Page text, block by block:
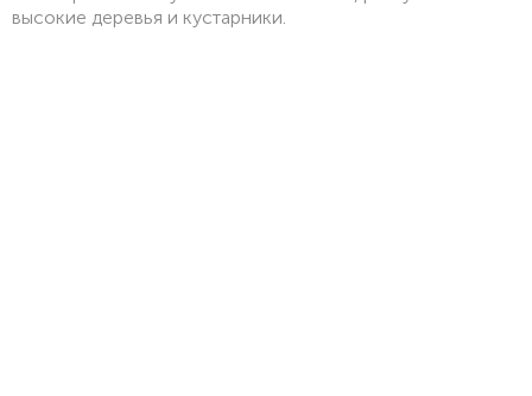
высокие деревья и кустарники.